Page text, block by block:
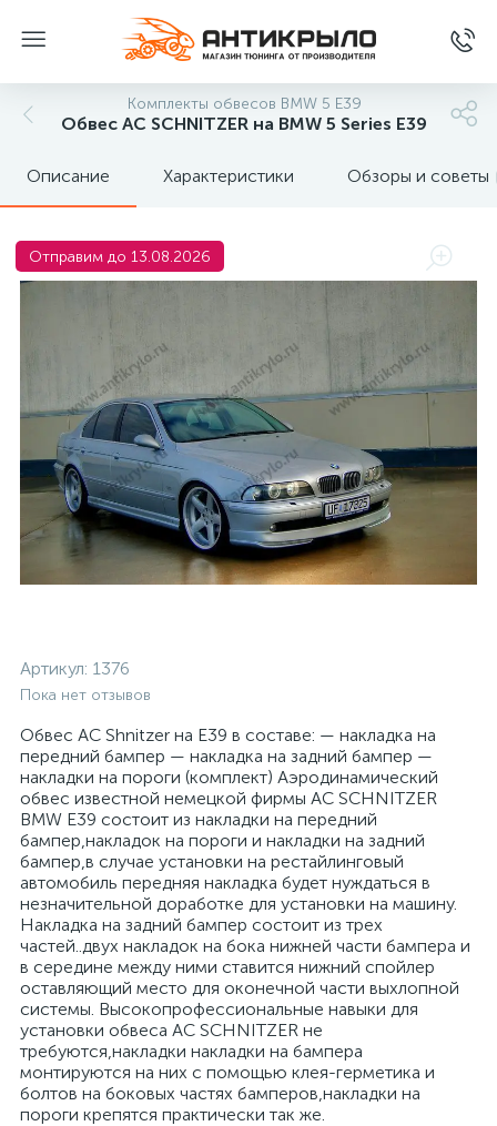
Комплекты обвесов BMW 5 E39
Обвес AC SCHNITZER на BMW 5 Series E39
Описание Характеристики Обзоры и советы
Отправим до 13.08.2026
Артикул: 1376
Пока нет отзывов
Обвес AC Shnitzer на E39 в составе: — накладка на
передний бампер — накладка на задний бампер —
накладки на пороги (комплект) Аэродинамический
обвес известной немецкой фирмы AC SCHNITZER
BMW E39 состоит из накладки на передний
бампер,накладок на пороги и накладки на задний
бампер,в случае установки на рестайлинговый
автомобиль передняя накладка будет нуждаться в
незначительной доработке для установки на машину.
Накладка на задний бампер состоит из трех
частей..двух накладок на бока нижней части бампера и
в середине между ними ставится нижний спойлер
оставляющий место для оконечной части выхлопной
системы. Высокопрофессиональные навыки для
установки обвеса AC SCHNITZER не
требуются,накладки накладки на бампера
монтируются на них с помощью клея-герметика и
болтов на боковых частях бамперов,накладки на
пороги крепятся практически так же.